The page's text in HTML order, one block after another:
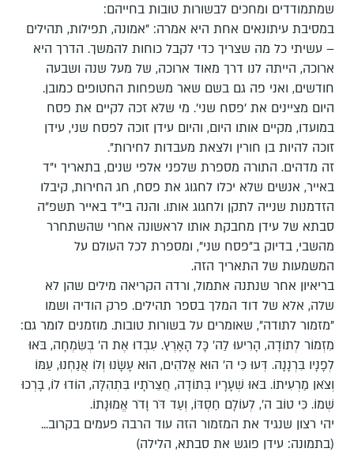
שמתמודדים ומחכים לבשורות טובות בחייהם:
במסיבת עיתונאים אחת היא אמרה: "אמונה, תפילות, תהילים
– עשיתי כל מה שצריך כדי לקבל כוחות להמשך. הדרך היא
ארוכה, הייתה לנו דרך מאוד ארוכה, של מעל שנה ושבעה
חודשים, ואני פה גם בשם שאר משפחות החטופים כמובן.
היום מציינים את 'פסח שני'. מי שלא זכה לקיים את פסח
במועדו, מקיים אותו היום, והיום עידן זוכה לפסח שני, עידן
זוכה להיות בן חורין ולצאת מעבדות לחירות".
זה מדהים. התורה מספרת שלפני אלפי שנים, בתאריך י"ד
באייר, אנשים שלא יכלו לחגוג את פסח, חג החירות, קיבלו
הזדמנות שנייה לתקן ולחגוג אותו. והנה בי"ד באייר תשפ"ה
סבתא של עידן מחבקת אותו לראשונה אחרי שהשתחרר
מהשבי, בדיוק ב"פסח שני", ומספרת לכל העולם על
המשמעות של התאריך הזה.
בריאיון אחר שנתנה אתמול, ורדה הקריאה מילים שהן לא
שלה, אלא של דוד המלך בספר תהילים. פרק הודיה ושמו
"מזמור לתודה", שאומרים על בשורות טובות. מוזמנים לומר גם:
מִזְמוֹר לְתוֹדָה, הָרִיעוּ לַה' כָּל הָאָרֶץ. עִבְדוּ אֶת ה' בְּשִׂמְחָה, בֹּאוּ
לְפָנָיו בִּרְנָנָה. דְּעוּ כִּי ה' הוּא אֱלֹהִים, הוּא עָשָׂנוּ וְלוֹ אֲנַחְנוּ, עַמּוֹ
וְצֹאן מַרְעִיתוֹ. בֹּאוּ שְׁעָרָיו בְּתוֹדָה, חֲצֵרֹתָיו בִּתְהִלָּה, הוֹדוּ לוֹ, בָּרְכוּ
שְׁמוֹ. כִּי טוֹב ה', לְעוֹלָם חַסְדּוֹ, וְעַד דֹּר וָדֹר אֱמוּנָתוֹ.
יהי רצון שנגיד את המזמור הזה עוד הרבה פעמים בקרוב...
(בתמונה: עידן פוגש את סבתא, הלילה)